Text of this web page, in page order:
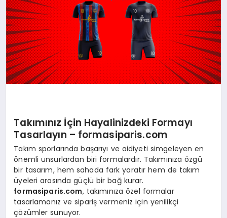
Takımınız İçin Hayalinizdeki Formayı
Tasarlayın – formasiparis.com
Takım sporlarında başarıyı ve aidiyeti simgeleyen en
önemli unsurlardan biri formalardır. Takımınıza özgü
bir tasarım, hem sahada fark yaratır hem de takım
üyeleri arasında güçlü bir bağ kurar.
formasiparis.com, takımınıza özel formalar
tasarlamanız ve sipariş vermeniz için yenilikçi
çözümler sunuyor.